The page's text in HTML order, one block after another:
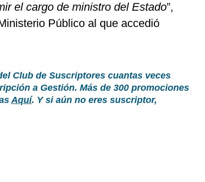
el cargo de ministro del Estado”,
Público al que accedió
Club de Suscriptores cuantas veces
a Gestión. Más de 300 promociones
Aquí. Y si aún no eres suscriptor,